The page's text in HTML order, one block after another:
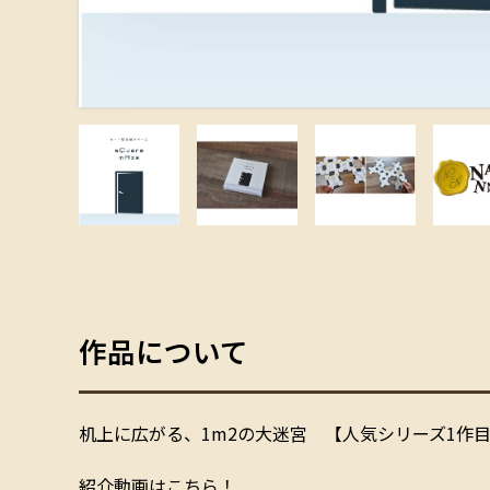
作品について
机上に広がる、1m2の大迷宮 【人気シリーズ1作